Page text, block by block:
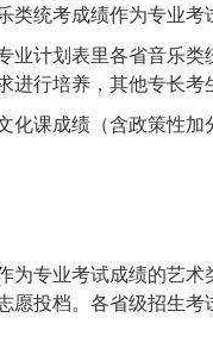
统考成绩作为专业考
业计划表里各省音乐
行培养，其他专长考
化课成绩（含政策性
为专业考试成绩的艺
愿投档。各省级招生